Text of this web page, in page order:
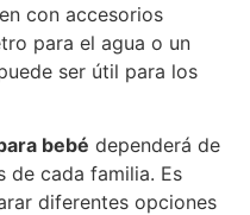
con accesorios
para el agua o un
ser útil para los
bebé dependerá de
de cada familia. Es
diferentes opciones